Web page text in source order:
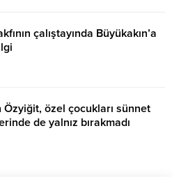
çalıştayında Büyükakın’a
Özyiğit, özel çocukları sünnet
de yalnız bırakmadı